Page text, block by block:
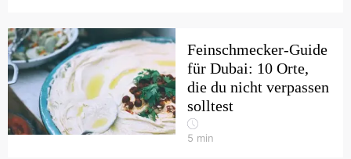
Feinschmecker-Guide
für Dubai: 10 Orte,
die du nicht verpassen
solltest
5 min